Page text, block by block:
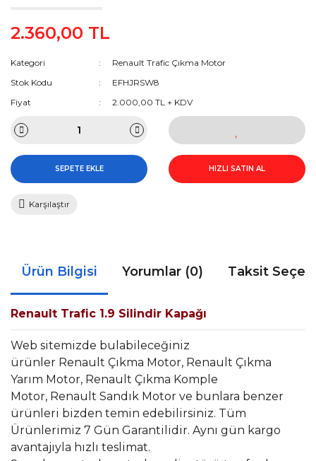
2.360,00 TL
Kategori
Renault Trafic Çıkma Motor
Stok Kodu
EFHJRSW8
Fiyat
2.000,00 TL + KDV
SEPETE EKLE HIZLI SATIN AL
Karşılaştır
Ürün Bilgisi Yorumlar (0) Taksit
Renault Trafic 1.9 Silindir Kapağı
Web sitemizde bulabileceğiniz
ürünler Renault Çıkma Motor, Renault Çıkma
Yarım Motor, Renault Çıkma Komple
Motor, Renault Sandık Motor ve bunlara benzer
ürünleri bizden temin edebilirsiniz. Tüm
Ürünlerimiz 7 Gün Garantilidir. Aynı gün kargo
avantajıyla hızlı teslimat.